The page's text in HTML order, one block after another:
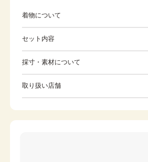
着物について
の葉はアート調でカラフル。上前下には
セット内容
※着付けに必要な一式をすべて含みます。
着物
足袋 肌着
採寸・素材について
身丈 166.2cm
取り扱い店舗